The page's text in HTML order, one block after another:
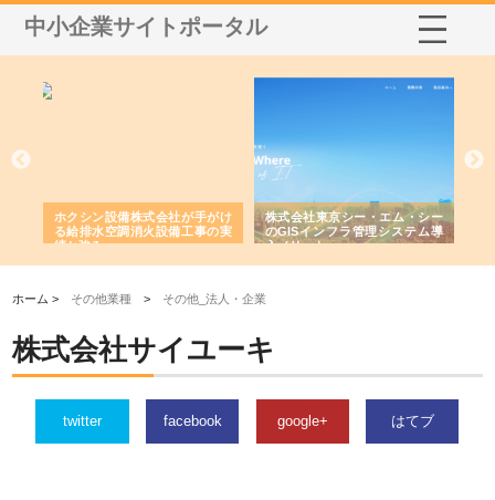
中小企業サイトポータル
ホクシン設備株式会社が手がけ
る給排水空調消火設備工事の実
績と強み
株式会社東京シー・エム・シー
のGISインフラ管理システム導
入メリット
ホーム > その他業種 > その他_法人・企業
株式会社サイユーキ
twitter facebook google+ はてブ